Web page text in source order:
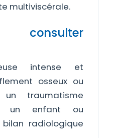
multiviscérale.
intense et
osseux ou
traumatisme
un enfant ou
radiologique